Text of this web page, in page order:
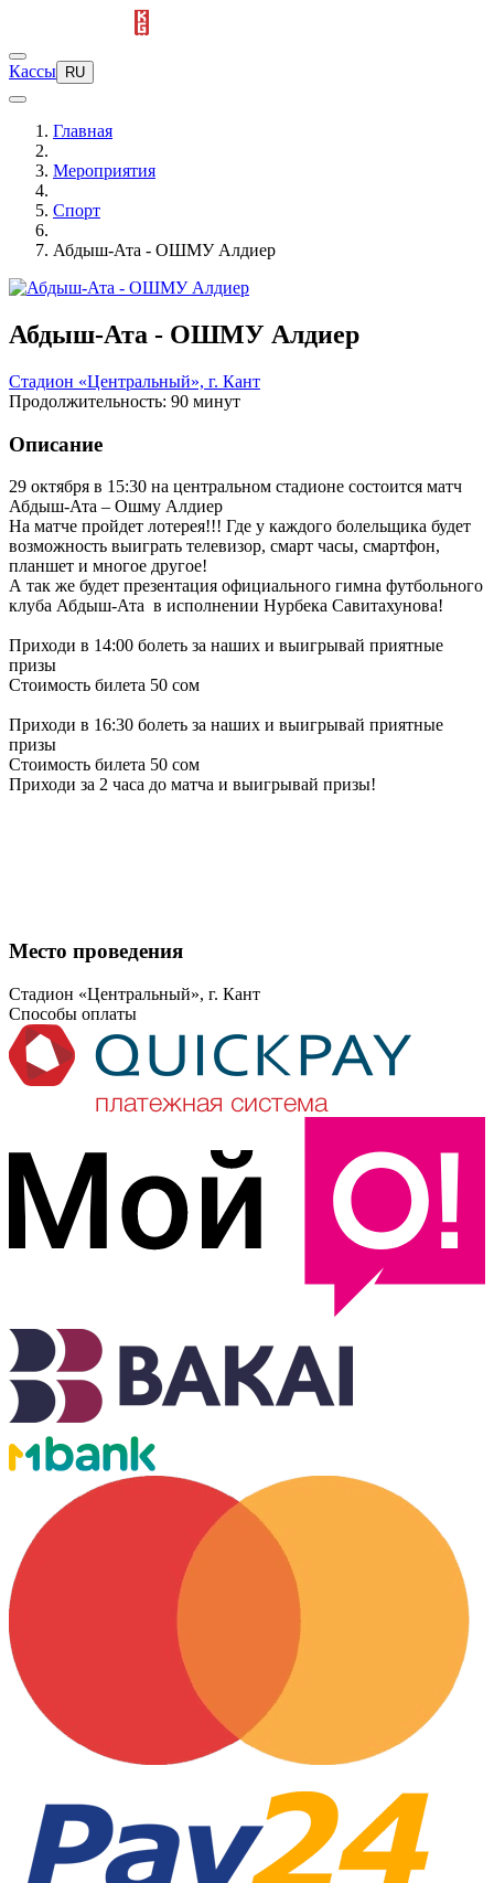
Кассы RU
Главная
Мероприятия
Спорт
Абдыш-Ата - ОШМУ Алдиер
Абдыш-Ата - ОШМУ Алдиер
Стадион «Центральный», г. Кант
Продолжительность: 90 минут
Описание
29 октября в 15:30 на центральном стадионе состоится матч
Абдыш-Ата – Ошму Алдиер
На матче пройдет лотерея!!! Где у каждого болельщика будет
возможность выиграть телевизор, смарт часы, смартфон,
планшет и многое другое!
А так же будет презентация официального гимна футбольного
клуба Абдыш-Ата в исполнении Нурбека Савитахунова!
Приходи в 14:00 болеть за наших и выигрывай приятные
призы
Стоимость билета 50 сом
Приходи в 16:30 болеть за наших и выигрывай приятные
призы
Стоимость билета 50 сом
Приходи за 2 часа до матча и выигрывай призы!
Место проведения
Стадион «Центральный», г. Кант
Способы оплаты